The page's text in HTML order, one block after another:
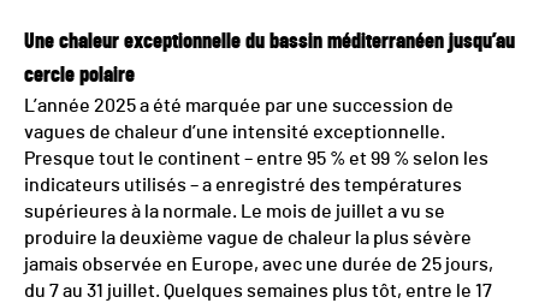
Une chaleur exceptionnelle du bassin méditerranéen jusqu’au
cercle polaire
L’année 2025 a été marquée par une succession de
vagues de chaleur d’une intensité exceptionnelle.
Presque tout le continent – entre 95 % et 99 % selon les
indicateurs utilisés – a enregistré des températures
supérieures à la normale. Le mois de juillet a vu se
produire la deuxième vague de chaleur la plus sévère
jamais observée en Europe, avec une durée de 25 jours,
du 7 au 31 juillet. Quelques semaines plus tôt, entre le 17